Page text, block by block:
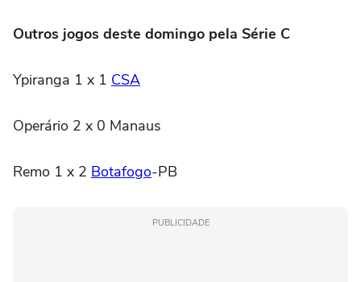
Outros jogos deste domingo pela Série C
Ypiranga 1 x 1 CSA
Operário 2 x 0 Manaus
Remo 1 x 2 Botafogo-PB
PUBLICIDADE